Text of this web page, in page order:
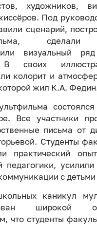
художников,
Под
сценарий,
сделали
визуальный
своих
колорит и
жил К.А.
Все участники
письма от
Студенты
практический
педагогики,
с
каникул
широкой
что студенты